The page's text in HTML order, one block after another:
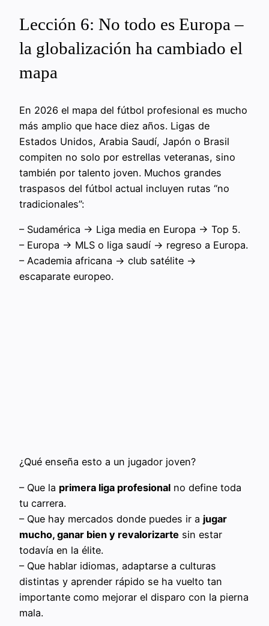
Lección 6: No todo es Europa –
la globalización ha cambiado el
mapa
En 2026 el mapa del fútbol profesional es mucho
más amplio que hace diez años. Ligas de
Estados Unidos, Arabia Saudí, Japón o Brasil
compiten no solo por estrellas veteranas, sino
también por talento joven. Muchos grandes
traspasos del fútbol actual incluyen rutas “no
tradicionales”:
– Sudamérica → Liga media en Europa → Top 5.
– Europa → MLS o liga saudí → regreso a Europa.
– Academia africana → club satélite →
escaparate europeo.
¿Qué enseña esto a un jugador joven?
– Que la primera liga profesional no define toda
tu carrera.
– Que hay mercados donde puedes ir a jugar
mucho, ganar bien y revalorizarte sin estar
todavía en la élite.
– Que hablar idiomas, adaptarse a culturas
distintas y aprender rápido se ha vuelto tan
importante como mejorar el disparo con la pierna
mala.